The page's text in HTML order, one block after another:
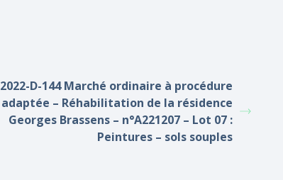
2022-D-144 Marché ordinaire à procédure
adaptée – Réhabilitation de la résidence
Georges Brassens – n°A221207 – Lot 07 :
Peintures – sols souples